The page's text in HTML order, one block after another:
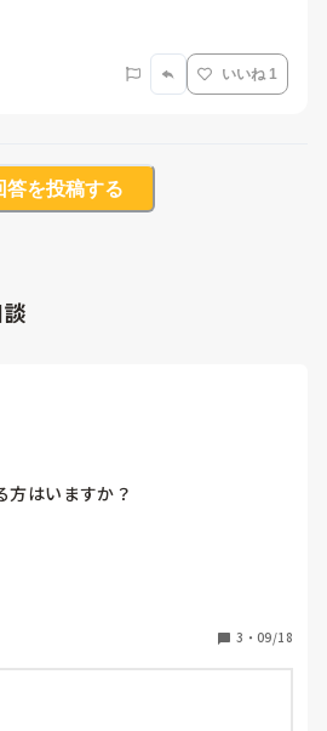
いいね 1
答を投稿する
方はいますか？
勤務をしています。
、復帰したいのでと話したところ育
た。
提なので遅番勤務が週四日になりま
て、帰宅が19時くらいです。
3 ・ 09/18